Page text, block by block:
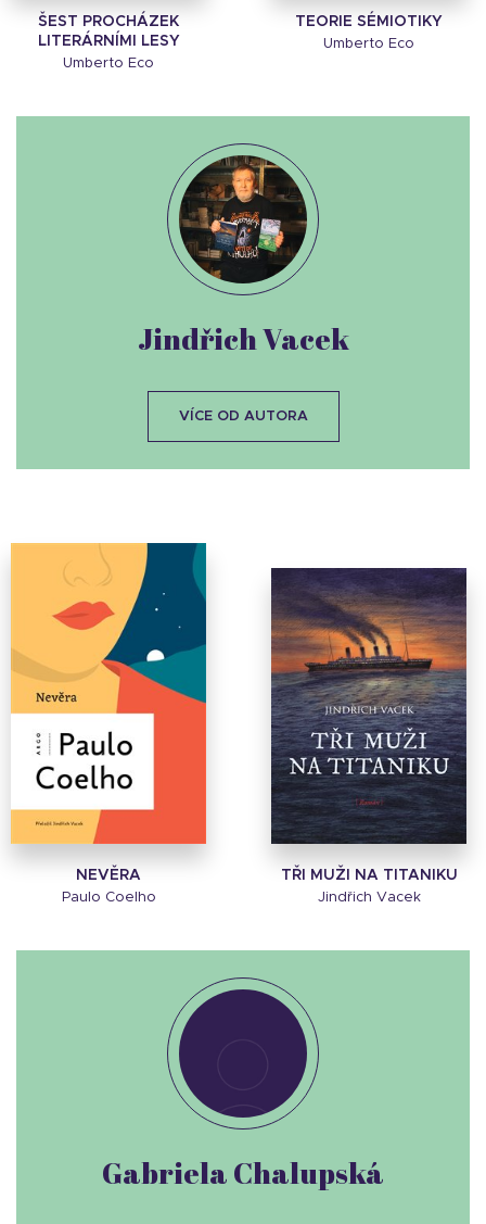
ŠEST PROCHÁZEK
LITERÁRNÍMI LESY
Umberto Eco
TEORIE SÉMIOTIKY
Umberto Eco
NEVĚRA
Paulo Coelho
TŘI MUŽI NA TITANIKU
Jindřich Vacek
Jindřich Vacek
VÍCE OD AUTORA
Gabriela Chalupská